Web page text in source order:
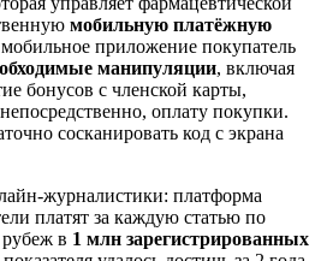
мобильную платёжную
мобильное приложение покупатель
манипуляции, включая
бонусов с членской карты,
оплату покупки.
сосканировать код с экрана
журналистики: платформа
платят за каждую статью по
рубеж в 1 млн зарегистрированных